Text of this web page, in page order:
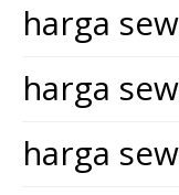
harga
harga
harga